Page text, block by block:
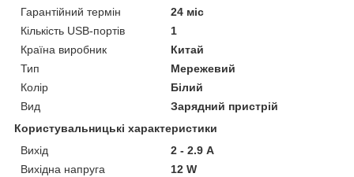
Гарантійний термін
24 міс
Кількість USB-портів
1
Країна виробник
Китай
Тип
Мережевий
Колір
Білий
Вид
Зарядний пристрій
Користувальницькі характеристики
Вихід
2 - 2.9 А
Вихідна напруга
12 W